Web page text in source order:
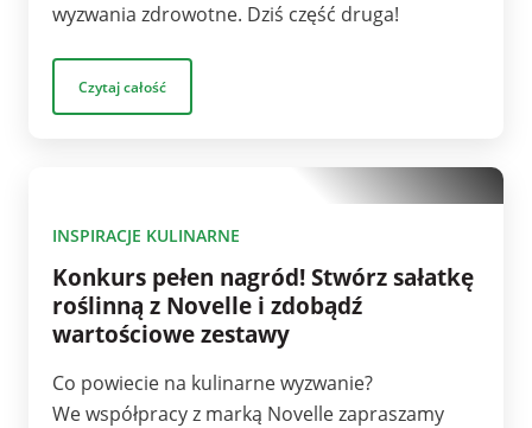
wyzwania zdrowotne. Dziś część druga!
Czytaj całość
INSPIRACJE KULINARNE
Konkurs pełen nagród! Stwórz sałatkę
roślinną z Novelle i zdobądź
wartościowe zestawy
Co powiecie na kulinarne wyzwanie?
We współpracy z marką Novelle zapraszamy